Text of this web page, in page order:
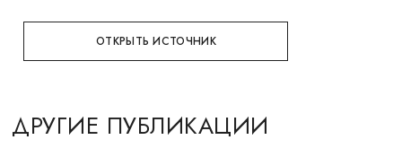
ОТКРЫТЬ ИСТОЧНИК
ДРУГИЕ ПУБЛИКАЦИИ